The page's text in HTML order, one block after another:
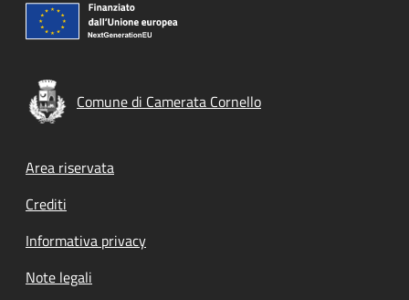
Comune di Camerata Cornello
Footer menu
Area riservata
Crediti
Informativa privacy
Note legali